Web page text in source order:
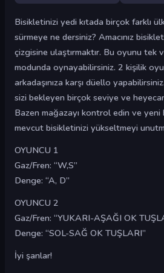
Bisikletinizi yedi kıtada birçok farklı
sürmeye ne dersiniz? Amacınız
çizgisine ulaştırmaktır. Bu oyunu tek
modunda oynayabilirsiniz. 2 kişilik
arkadaşınıza karşı düello
sizi bekleyen birçok seviye ve
Bazen mağazayı kontrol edin ve yeni
mevcut bisikletinizi yükseltmeyi
OYUNCU 1
Gaz/Fren: “W,S”
Denge: “A, D”
OYUNCU 2
Gaz/Fren: “YUKARI-AŞAĞI OK
Denge: “SOL-SAĞ OK TUŞLARI”
İyi şanlar!